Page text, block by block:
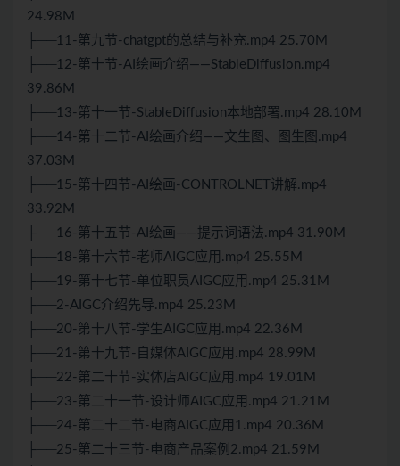
24.98M
├──11-第九节-chatgpt的总结与补充.mp4 25.70M
├──12-第十节-AI绘画介绍——StableDiffusion.mp4
39.86M
├──13-第十一节-StableDiffusion本地部署.mp4 28.10M
├──14-第十二节-AI绘画介绍——文生图、图生图.mp4
37.03M
├──15-第十四节-AI绘画-CONTROLNET讲解.mp4
33.92M
├──16-第十五节-AI绘画——提示词语法.mp4 31.90M
├──18-第十六节-老师AIGC应用.mp4 25.55M
├──19-第十七节-单位职员AIGC应用.mp4 25.31M
├──2-AIGC介绍先导.mp4 25.23M
├──20-第十八节-学生AIGC应用.mp4 22.36M
├──21-第十九节-自媒体AIGC应用.mp4 28.99M
├──22-第二十节-实体店AIGC应用.mp4 19.01M
├──23-第二十一节-设计师AIGC应用.mp4 21.21M
├──24-第二十二节-电商AIGC应用1.mp4 20.36M
├──25-第二十三节-电商产品案例2.mp4 21.59M